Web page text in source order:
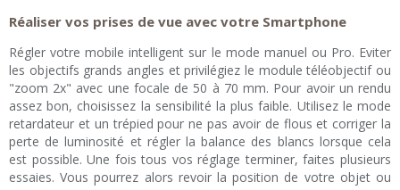
Réaliser vos prises de vue avec votre Smartphone
Régler votre mobile intelligent sur le mode manuel ou Pro. Eviter
les objectifs grands angles et privilégiez le module téléobjectif ou
"zoom 2x" avec une focale de 50 à 70 mm. Pour avoir un rendu
assez bon, choisissez la sensibilité la plus faible. Utilisez le mode
retardateur et un trépied pour ne pas avoir de flous et corriger la
perte de luminosité et régler la balance des blancs lorsque cela
est possible. Une fois tous vos réglage terminer, faites plusieurs
essaies. Vous pourrez alors revoir la position de votre objet ou